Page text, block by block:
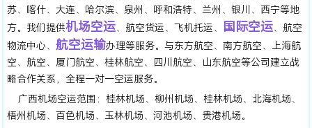
苏、喀什、大连、哈尔滨、泉州、呼和浩特、兰州、银川、西宁等地
方。我们提供机场空运、航空货运、飞机托运、 国际空运、航空
物流中心、 航空运输办理等服务。与东方航空、南方航空、上海航
空、航空、厦门航空、桂林航空、四川航空、山东航空等公司建立战
略合作关系，全程一对一空运服务。
广西机场空运范围：桂林机场、柳州机场、桂林机场、北海机场、
梧州机场、百色机场、玉林机场、河池机场、贵港机场。